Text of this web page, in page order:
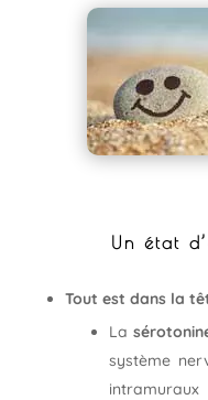
Un état
Tout est dans la
La
système